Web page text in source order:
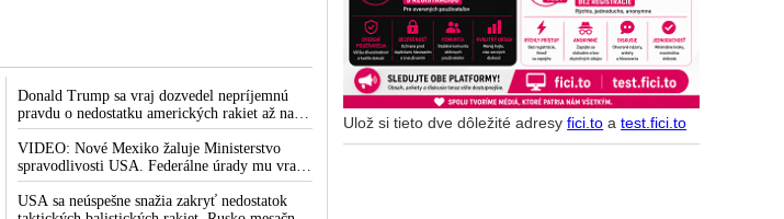
Donald Trump sa vraj dozvedel nepríjemnú
pravdu o nedostatku amerických rakiet až na
rokovaní svojej vlády v prezidentskom sídle
Camp David v Marylande, a preto musel
odložiť plánované útoky na Irán. Prezident
USA sa pre to údajne pohádal so šéfom
Pentagónu, lebo bol presvedčený o opaku
VIDEO: Nové Mexiko žaluje Ministerstvo
spravodlivosti USA. Federálne úrady mu vraj
bránia vo vyšetrovaní sexuálnych zločinov
organizátora pedofilnej siete Jeffreyho
USA sa neúspešne snažia zakryť nedostatok
Ulož si tieto dve dôležité adresyfici.to atest.fici.to